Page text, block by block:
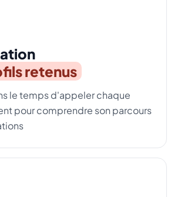
retenus
le temps d'appeler chaque
pour comprendre son parcours